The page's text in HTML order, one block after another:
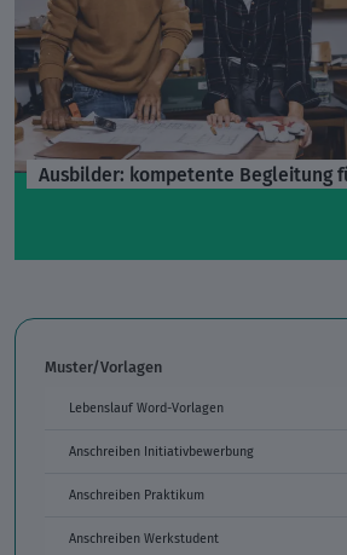
Ausbilder: kompetente Begleitung
Muster/Vorlagen
Lebenslauf Word-Vorlagen
Anschreiben Initiativbewerbung
Anschreiben Praktikum
Anschreiben Werkstudent